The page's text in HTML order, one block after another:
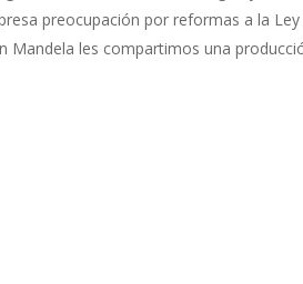
preocupación por reformas a la
Mandela les compartimos una